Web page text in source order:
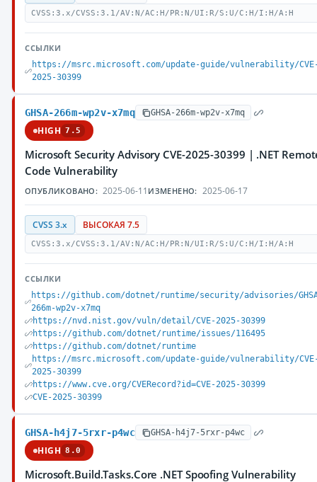
CVSS:3.x/CVSS:3.1/AV:N/AC:H/PR:N/UI:R/S:U/C:H/I:H/A:H
ССЫЛКИ
https://msrc.microsoft.com/update-guide/vulnerability/
2025-30399
GHSA-266m-wp2v-x7mq GHSA-266m-wp2v-x7mq
HIGH 7.5
Microsoft Security Advisory CVE-2025-30399 | .NET
Code Vulnerability
ОПУБЛИКОВАНО: 2025-06-11 ИЗМЕНЕНО: 2025-06-17
CVSS 3.x ВЫСОКАЯ 7.5
CVSS:3.x/CVSS:3.1/AV:N/AC:H/PR:N/UI:R/S:U/C:H/I:H/A:H
ССЫЛКИ
https://github.com/dotnet/runtime/security/advisories/
266m-wp2v-x7mq
https://nvd.nist.gov/vuln/detail/CVE-2025-30399
https://github.com/dotnet/runtime/issues/116495
https://github.com/dotnet/runtime
https://msrc.microsoft.com/update-guide/vulnerability/
2025-30399
https://www.cve.org/CVERecord?id=CVE-2025-30399
CVE-2025-30399
GHSA-h4j7-5rxr-p4wc GHSA-h4j7-5rxr-p4wc
HIGH 8.0
Microsoft.Build.Tasks.Core .NET Spoofing Vulnerability